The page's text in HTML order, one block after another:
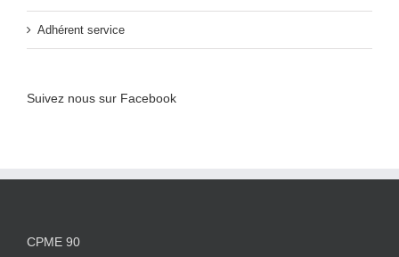
Adhérent service
Suivez nous sur Facebook
CPME 90